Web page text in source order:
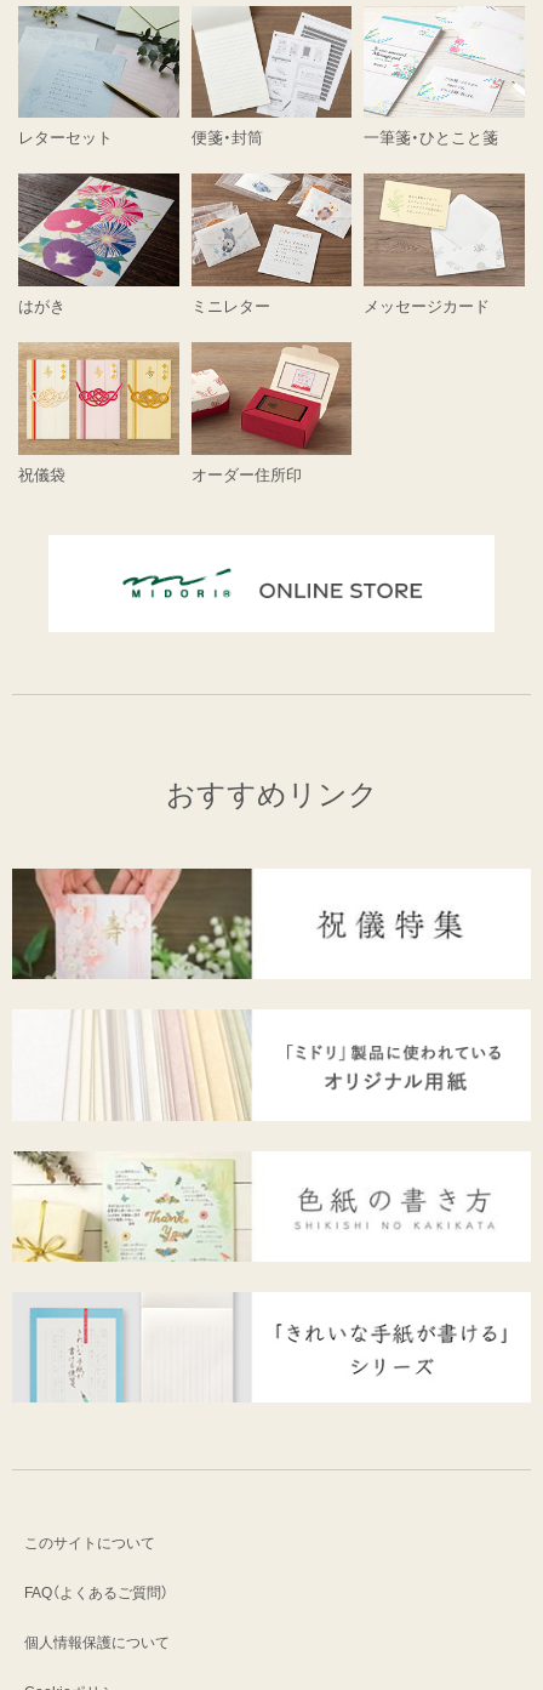
レターセット 便箋・封筒 一筆箋・ひとこと箋
はがき ミニレター メッセージカード
祝儀袋 オーダー住所印
おすすめリンク
このサイトについて
FAQ（よくあるご質問）
個人情報保護について